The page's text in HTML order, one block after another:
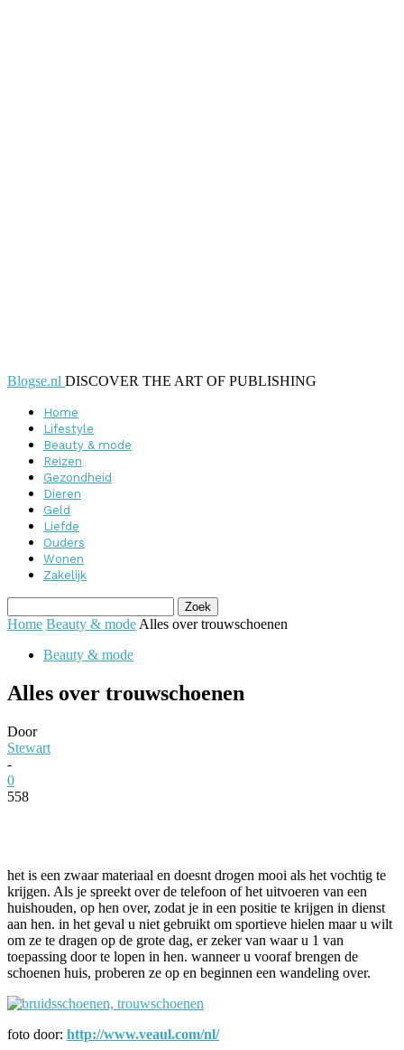
Blogse.nl DISCOVER THE ART OF PUBLISHING
Home
Lifestyle
Beauty & mode
Reizen
Gezondheid
Dieren
Geld
Liefde
Ouders
Wonen
Zakelijk
Home Beauty & mode Alles over trouwschoenen
Beauty & mode
Alles over trouwschoenen
Door
Stewart
-
0
558
het is een zwaar materiaal en doesnt drogen mooi als het vochtig te
krijgen. Als je spreekt over de telefoon of het uitvoeren van een
huishouden, op hen over, zodat je in een positie te krijgen in dienst
aan hen. in het geval u niet gebruikt om sportieve hielen maar u wilt
om ze te dragen op de grote dag, er zeker van waar u 1 van
toepassing door te lopen in hen. wanneer u vooraf brengen de
schoenen huis, proberen ze op en beginnen een wandeling over.
foto door: http://www.veaul.com/nl/